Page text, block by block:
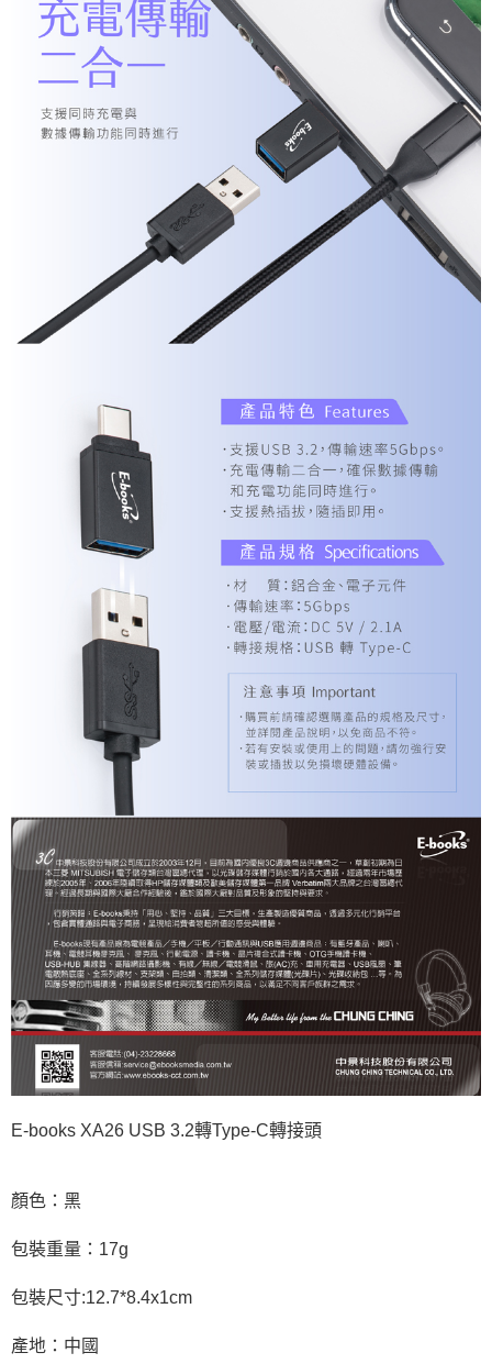
E-books XA26 USB 3.2轉Type-C轉接頭
顏色：黑
包裝重量：17g
包裝尺寸:12.7*8.4x1cm
產地：中國